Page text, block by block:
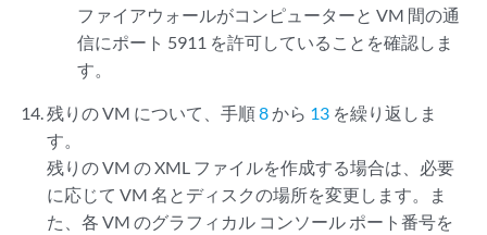
      <listen type='address' address='0.0.0.0'/>
    </graphics>
    <video>
<model type='qxl' ram='65536' vram='65536' vgamem='16384'
    </video>
    <memballoon model='virtio'>
<address type='pci' domain='0x0000' bus='0x07'
    </memballoon>
epic login:
ファイアウォールがコンピューターと VM 間の通
信にポート 5911 を許可していることを確認しま
す。
残りの VM について、手順8から 13 を繰り返しま
す。
残りの VM の XML ファイルを作成する場合は、必要
に応じて VM 名とディスクの場所を変更します。ま
た、各 VM のグラフィカル コンソール ポート番号を